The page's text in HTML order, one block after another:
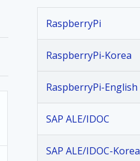
RaspberryPi
RaspberryPi-Korea
RaspberryPi-English
SAP ALE/IDOC
SAP ALE/IDOC-Korea